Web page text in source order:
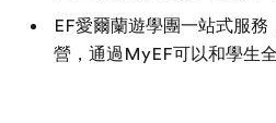
EF愛爾蘭遊學團一站式服務
營，通過MyEF可以和學生